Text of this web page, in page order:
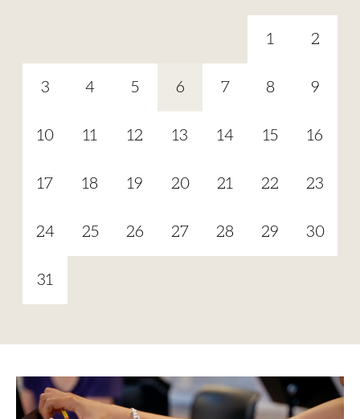
1 2
3 4 5 6 7 8 9
10 11 12 13 14 15 16
17 18 19 20 21 22 23
24 25 26 27 28 29 30
31